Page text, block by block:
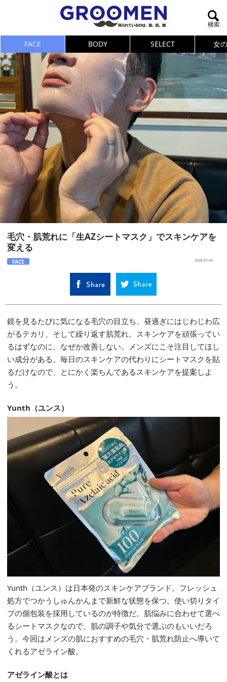
FACE BODY SELECT 女
毛穴・肌荒れに「生AZシートマスク」でスキンケアを
変える
FACE 2026.07.05
鏡を見るたびに気になる毛穴の目立ち、昼過ぎにはじわじわ広
がるテカリ、そして繰り返す肌荒れ。スキンケアを頑張ってい
るはずなのに、なぜか改善しない。メンズにこそ注目してほし
い成分がある。毎日のスキンケアの代わりにシートマスクを貼
るだけなので、とにかく楽ちんであるスキンケアを提案しよ
う。
Yunth（ユンス）
Yunth（ユンス）は日本発のスキンケアブランド。フレッシュ
処方でつかうしゅんかんまで新鮮な状態を保つ。使い切りタイ
プの個包装を採用しているのが特徴だ。肌悩みに合わせて選べ
るシートマスクなので、肌の調子や気分で選ぶのもいいだろ
う。今回はメンズの肌におすすめの毛穴・肌荒れ防止へ導いて
くれるアゼライン酸。
アゼライン酸とは